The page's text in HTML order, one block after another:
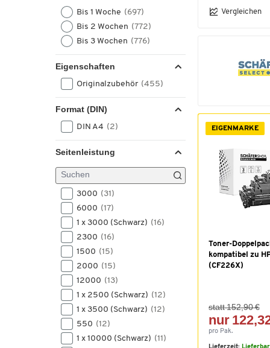
Bis 1 Woche (697)
Bis 2 Wochen (772)
Bis 3 Wochen (776)
Eigenschaften
Originalzubehör (455)
Format (DIN)
DIN A4 (2)
Seitenleistung
3000 (31)
6000 (17)
1 x 3000 (Schwarz) (16)
2300 (16)
1500 (15)
2000 (15)
12000 (13)
1 x 2500 (Schwarz) (12)
1 x 3500 (Schwarz) (12)
550 (12)
1 x 10000 (Schwarz) (11)
Vergleichen
EIGENMARKE
Toner-
kompatibel zu
(CF226X)
statt 152,90 €
nur
pro Pak.